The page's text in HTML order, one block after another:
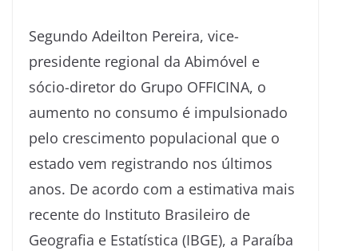
Segundo Adeilton Pereira, vice-
presidente regional da Abimóvel e
sócio-diretor do Grupo OFFICINA, o
aumento no consumo é impulsionado
pelo crescimento populacional que o
estado vem registrando nos últimos
anos. De acordo com a estimativa mais
recente do Instituto Brasileiro de
Geografia e Estatística (IBGE), a Paraíba